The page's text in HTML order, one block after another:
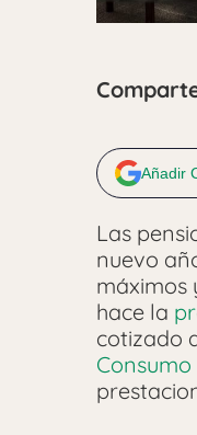
Añadir
Las
nuevo
máximos
hace la
cotizado
Consumo